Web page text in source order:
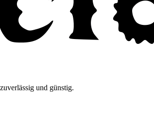
und günstig.